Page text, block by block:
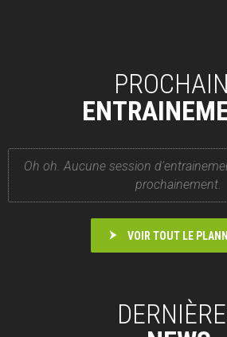
Oh oh. Aucune session
prochainement.
VOIR TOUT LE